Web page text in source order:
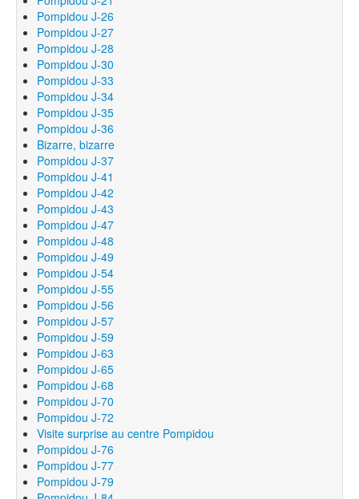
Pompidou J-26
Pompidou J-27
Pompidou J-28
Pompidou J-30
Pompidou J-33
Pompidou J-34
Pompidou J-35
Pompidou J-36
Bizarre, bizarre
Pompidou J-37
Pompidou J-41
Pompidou J-42
Pompidou J-43
Pompidou J-47
Pompidou J-48
Pompidou J-49
Pompidou J-54
Pompidou J-55
Pompidou J-56
Pompidou J-57
Pompidou J-59
Pompidou J-63
Pompidou J-65
Pompidou J-68
Pompidou J-70
Pompidou J-72
Visite surprise au centre Pompidou
Pompidou J-76
Pompidou J-77
Pompidou J-79